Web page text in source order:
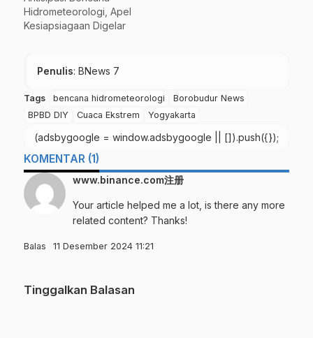
Hidrometeorologi, Apel
Kesiapsiagaan Digelar
Penulis: BNews 7
Tags bencana hidrometeorologi
Borobudur News
BPBD DIY
Cuaca Ekstrem Yogyakarta
(adsbygoogle = window.adsbygoogle || []).push({});
KOMENTAR (1)
www.binance.com注册
Your article helped me a lot, is there any more
related content? Thanks!
Balas 11 Desember 2024 11:21
Tinggalkan Balasan